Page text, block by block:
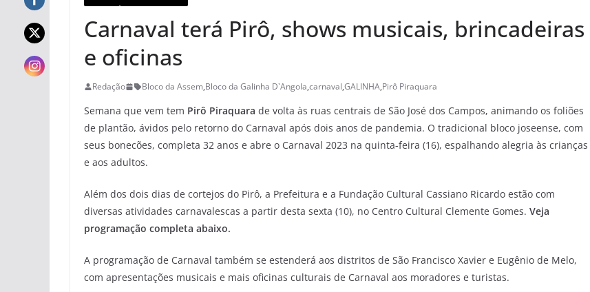
Carnaval terá Pirô, shows musicais, brincadeiras
e oficinas
Redação Bloco da Assem,Bloco da Galinha D`Angola,carnaval,GALINHA,Pirô Piraquara
Semana que vem tem Pirô Piraquara de volta às ruas centrais de São José dos Campos, animando os foliões
de plantão, ávidos pelo retorno do Carnaval após dois anos de pandemia. O tradicional bloco joseense, com
seus bonecões, completa 32 anos e abre o Carnaval 2023 na quinta-feira (16), espalhando alegria às crianças
e aos adultos.
Além dos dois dias de cortejos do Pirô, a Prefeitura e a Fundação Cultural Cassiano Ricardo estão com
diversas atividades carnavalescas a partir desta sexta (10), no Centro Cultural Clemente Gomes. Veja
programação completa abaixo.
A programação de Carnaval também se estenderá aos distritos de São Francisco Xavier e Eugênio de Melo,
com apresentações musicais e mais oficinas culturais de Carnaval aos moradores e turistas.